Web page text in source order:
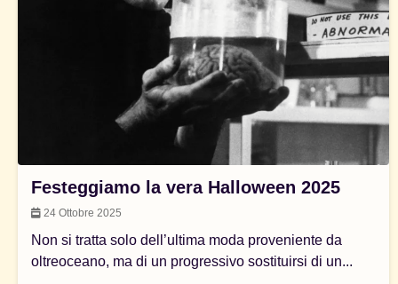
Festeggiamo la vera Halloween 2025
24 Ottobre 2025
Non si tratta solo dell’ultima moda proveniente da
oltreoceano, ma di un progressivo sostituirsi di un...